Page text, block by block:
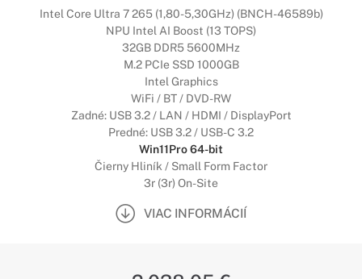
Intel Core Ultra 7 265 (1,80-5,30GHz) (BNCH-46589b)
NPU Intel AI Boost (13 TOPS)
32GB DDR5 5600MHz
M.2 PCIe SSD 1000GB
Intel Graphics
WiFi / BT / DVD-RW
Zadné: USB 3.2 / LAN / HDMI / DisplayPort
Predné: USB 3.2 / USB-C 3.2
Win11Pro 64-bit
Čierny Hliník / Small Form Factor
3r (3r) On-Site
VIAC INFORMÁCIÍ